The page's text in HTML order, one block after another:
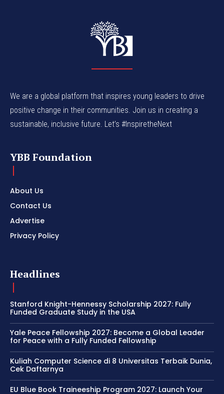
We are a global platform that inspires young leaders to drive
positive change in their communities. Join us in creating a
sustainable, inclusive future. Let’s #InspiretheNext
YBB Foundation
About Us
Contact Us
Advertise
Privacy Policy
Headlines
Stanford Knight-Hennessy Scholarship 2027: Fully
Funded Graduate Study in the USA
Yale Peace Fellowship 2027: Become a Global Leader
for Peace with a Fully Funded Fellowship
Kuliah Computer Science di 8 Universitas Terbaik Dunia,
Cek Daftarnya
EU Blue Book Traineeship Program 2027: Launch Your